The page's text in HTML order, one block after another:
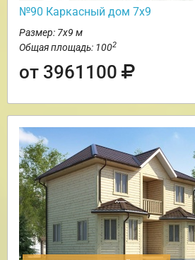
№90 Каркасный дом 7х9
Размер: 7х9 м
Общая площадь: 1002
от 3961100